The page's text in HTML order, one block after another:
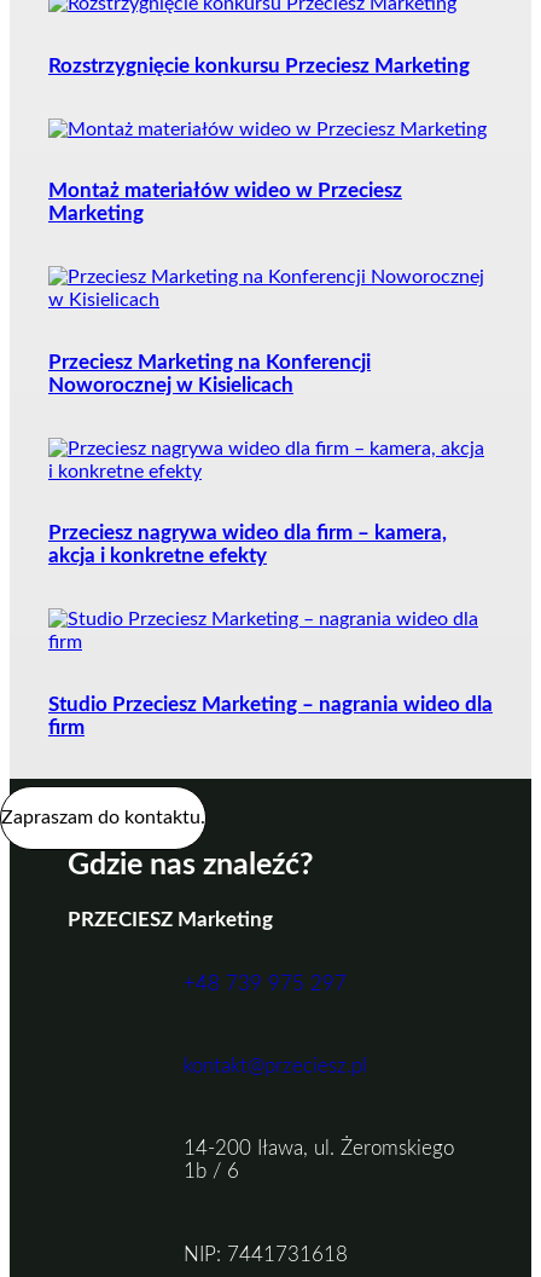
Rozstrzygnięcie konkursu Przeciesz Marketing
Montaż materiałów wideo w Przeciesz
Marketing
Przeciesz Marketing na Konferencji
Noworocznej w Kisielicach
Przeciesz nagrywa wideo dla firm – kamera,
akcja i konkretne efekty
Studio Przeciesz Marketing – nagrania wideo dla
firm
Gdzie nas znaleźć?
PRZECIESZ Marketing
+48 739 975 297
kontakt@przeciesz.pl
14-200 Iława, ul. Żeromskiego
1b / 6
NIP: 7441731618
Zapraszam do kontaktu.